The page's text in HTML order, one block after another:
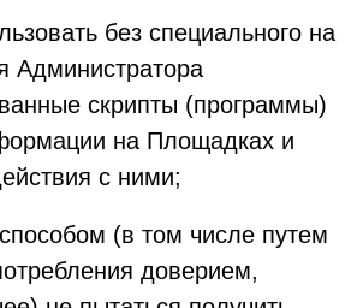
без специального на
Администратора
скрипты (программы)
на Площадках и
с ними;
(в том числе путем
доверием,